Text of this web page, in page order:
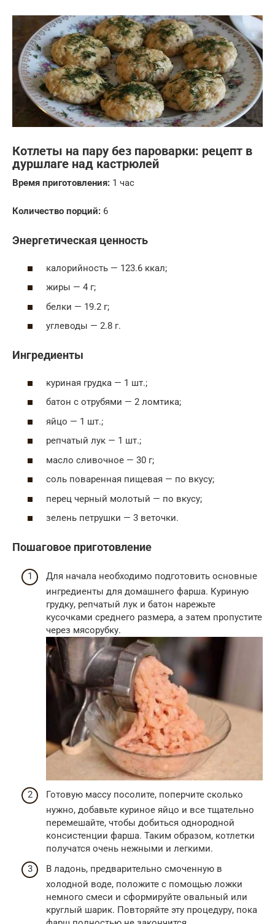
Котлеты на пару без пароварки: рецепт в
дуршлаге над кастрюлей
Время приготовления: 1 час
Количество порций: 6
Энергетическая ценность
калорийность — 123.6 ккал;
жиры — 4 г;
белки — 19.2 г;
углеводы — 2.8 г.
Ингредиенты
куриная грудка — 1 шт.;
батон с отрубями — 2 ломтика;
яйцо — 1 шт.;
репчатый лук — 1 шт.;
масло сливочное — 30 г;
соль поваренная пищевая — по вкусу;
перец черный молотый — по вкусу;
зелень петрушки — 3 веточки.
Пошаговое приготовление
Для начала необходимо подготовить основные
ингредиенты для домашнего фарша. Куриную
грудку, репчатый лук и батон нарежьте
кусочками среднего размера, а затем пропустите
через мясорубку.
Готовую массу посолите, поперчите сколько
нужно, добавьте куриное яйцо и все тщательно
перемешайте, чтобы добиться однородной
консистенции фарша. Таким образом, котлетки
получатся очень нежными и легкими.
В ладонь, предварительно смоченную в
холодной воде, положите с помощью ложки
немного смеси и сформируйте овальный или
круглый шарик. Повторяйте эту процедуру, пока